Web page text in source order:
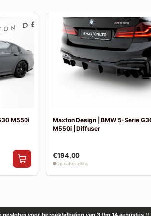
M550i
Maxton Design | BMW 5-Serie
M550i | Diffuser
€194,00
Op nabestelling
gesloten voor bezoek/afhaling van 3 t/m 14 augustus !!